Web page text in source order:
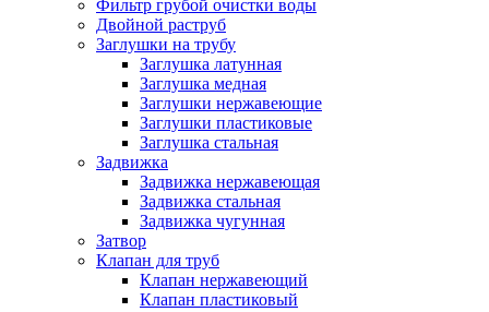
Фильтр грубой очистки воды
Двойной раструб
Заглушки на трубу
Заглушка латунная
Заглушка медная
Заглушки нержавеющие
Заглушки пластиковые
Заглушка стальная
Задвижка
Задвижка нержавеющая
Задвижка стальная
Задвижка чугунная
Затвор
Клапан для труб
Клапан нержавеющий
Клапан пластиковый